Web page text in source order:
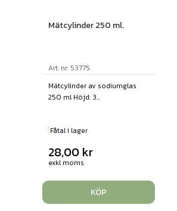
Mätcylinder 250 ml.
Art. nr: 53775
Mätcylinder av sodiumglas
250 ml Höjd: 3...
Fåtal i lager
28,00 kr
exkl moms
KÖP